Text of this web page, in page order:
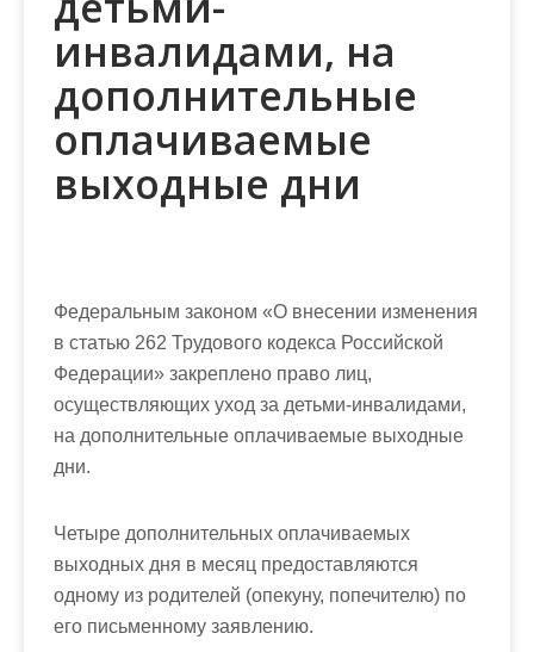
инвалидами, на
дополнительные
оплачиваемые
выходные дни
Федеральным законом «О внесении изменения
в статью 262 Трудового кодекса Российской
Федерации» закреплено право лиц,
осуществляющих уход за детьми-инвалидами,
на дополнительные оплачиваемые выходные
дни.
Четыре дополнительных оплачиваемых
выходных дня в месяц предоставляются
одному из родителей (опекуну, попечителю) по
его письменному заявлению.